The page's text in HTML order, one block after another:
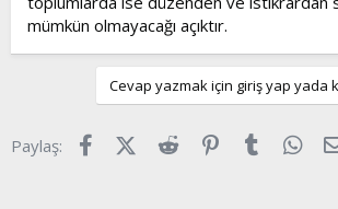
mümkün olmayacağı açıktır.
Cevap yazmak için giriş yap yada
Paylaş: FacebookX (Twitter)
Reddit Pinterest
Tumblr